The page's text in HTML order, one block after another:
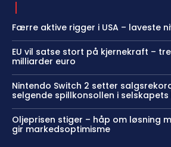
Færre aktive rigger i USA – laveste
EU vil satse stort på kjernekraft –
milliarder euro
Nintendo Switch 2 setter
selgende spillkonsollen i
Oljeprisen stiger – håp om løsning
gir markedsoptimisme